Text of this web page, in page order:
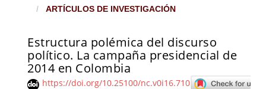
ARTÍCULOS DE INVESTIGACIÓN
Estructura polémica del discurso
político. La campaña presidencial de
2014 en Colombia
https://doi.org/10.25100/nc.v0i16.710
Barra lateral del artículo